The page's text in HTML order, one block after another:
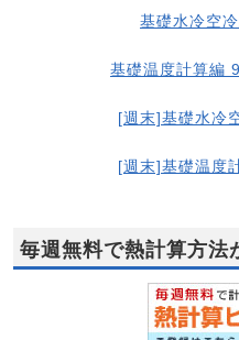
基礎水冷空
基礎温度計算編
[週末]基礎水冷
[週末]基礎温度
毎週無料で熱計算方法